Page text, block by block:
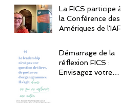
La FICS participe à
la Conférence des
Amériques de l'IAF
Démarrage de la
réflexion FICS :
Envisagez votre